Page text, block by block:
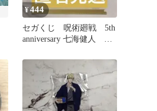
¥444
セガくじ 呪術廻戦 5th
anniversary 七海健人 K